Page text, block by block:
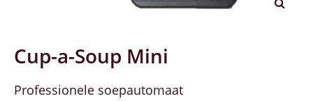
Cup-a-Soup Mini
Professionele soepautomaat